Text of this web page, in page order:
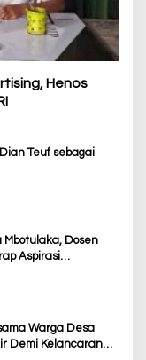
Henos
Teuf sebagai
Mbotulaka, Dosen
Aspirasi
Karang
Warga Desa
Demi Kelancaran